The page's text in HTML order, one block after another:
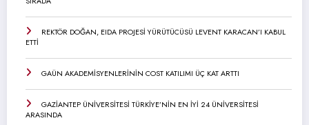
REKTÖR DOĞAN, EIDA PROJESİ YÜRÜTÜCÜSÜ LEVENT KARACAN’I KABUL
ETTİ
GAÜN AKADEMİSYENLERİNİN COST KATILIMI ÜÇ KAT ARTTI
GAZİANTEP ÜNİVERSİTESİ TÜRKİYE’NİN EN İYİ 24 ÜNİVERSİTESİ
ARASINDA